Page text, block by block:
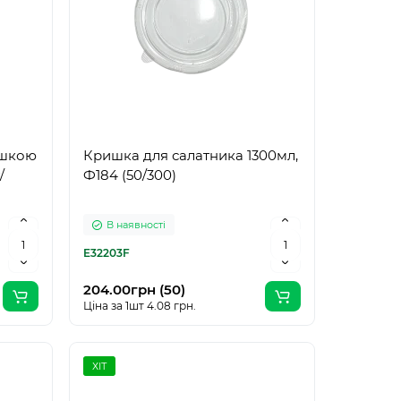
Кришка для салатника 1300мл,
Ф184 (50/300)
В наявності
E32203F
204.00грн (50)
Ціна за 1шт 4.08 грн.
ХІТ